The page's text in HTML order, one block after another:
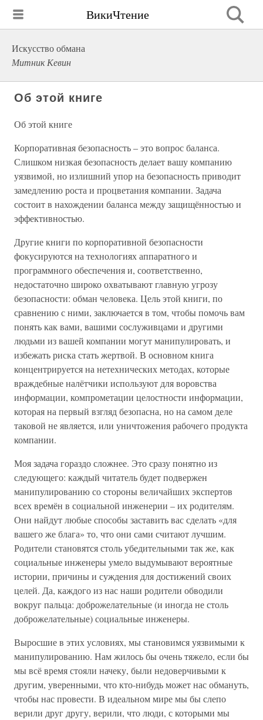
ВикиЧтение
Искусство обмана
Митник Кевин
Об этой книге
Об этой книге
Корпоративная безопасность – это вопрос баланса.
Слишком низкая безопасность делает вашу компанию
уязвимой, но излишний упор на безопасность приводит
замедлению роста и процветания компании. Задача
состоит в нахождении баланса между защищённостью и
эффективностью.
Другие книги по корпоративной безопасности
фокусируются на технологиях аппаратного и
программного обеспечения и, соответственно,
недостаточно широко охватывают главную угрозу
безопасности: обман человека. Цель этой книги, по
сравнению с ними, заключается в том, чтобы помочь вам
понять как вами, вашими сослуживцами и другими
людьми из вашей компании могут манипулировать, и
избежать риска стать жертвой. В основном книга
концентрируется на нетехнических методах, которые
враждебные налётчики используют для воровства
информации, компрометации целостности информации,
которая на первый взгляд безопасна, но на самом деле
таковой не является, или уничтожения рабочего продукта
компании.
Моя задача гораздо сложнее. Это сразу понятно из
следующего: каждый читатель будет подвержен
манипулированию со стороны величайших экспертов
всех времён в социальной инженерии – их родителям.
Они найдут любые способы заставить вас сделать «для
вашего же блага» то, что они сами считают лучшим.
Родители становятся столь убедительными так же, как
социальные инженеры умело выдумывают вероятные
истории, причины и суждения для достижений своих
целей. Да, каждого из нас наши родители обводили
вокруг пальца: доброжелательные (и иногда не столь
доброжелательные) социальные инженеры.
Выросшие в этих условиях, мы становимся уязвимыми к
манипулированию. Нам жилось бы очень тяжело, если бы
мы всё время стояли начеку, были недоверчивыми к
другим, уверенными, что кто-нибудь может нас обмануть,
чтобы нас провести. В идеальном мире мы бы слепо
верили друг другу, верили, что люди, с которыми мы